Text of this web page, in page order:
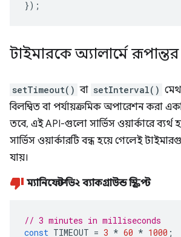
});
টাইমারকে অ্যালার্মে
setTimeout() বা setInterval()
বিলম্বিত বা পর্যায়ক্রমিক অপারেশন করা
তবে, এই API-গুলো সার্ভিস ওয়ার্কারে ব্যর্থ
সার্ভিস ওয়ার্কারটি বন্ধ হয়ে গেলেই
যায়।
ম্যানিফেস্ট ভি২ ব্যাকগ্রাউন্ড স্ক্রিপ্ট
// 3 minutes in milliseconds
const TIMEOUT = 3 * 60 * 1000 ;